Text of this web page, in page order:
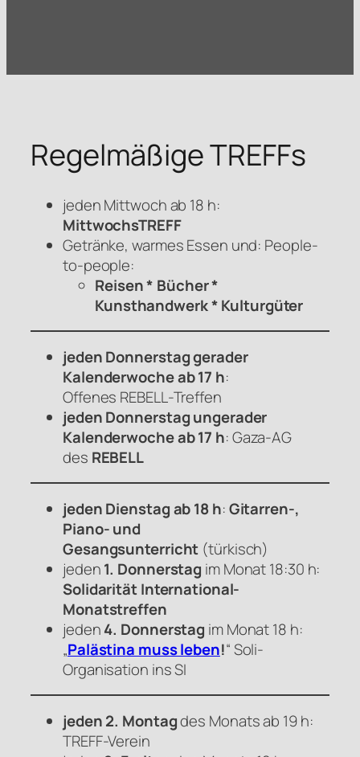
Regelmäßige TREFFs
jeden Mittwoch ab 18 h:
MittwochsTREFF
Getränke, warmes Essen und: People-
to-people:
Reisen * Bücher *
Kunsthandwerk * Kulturgüter
jeden Donnerstag gerader
Kalenderwoche ab 17 h:
Offenes REBELL-Treffen
jeden Donnerstag ungerader
Kalenderwoche ab 17 h: Gaza-AG
des REBELL
jeden Dienstag ab 18 h:Gitarren-,
Piano- und
Gesangsunterricht (türkisch)
jeden1. Donnerstag im Monat 18:30 h:
Solidarität International-
Monatstreffen
jeden4. Donnerstag im Monat 18 h:
„Palästina muss leben!“ Soli-
Organisation ins SI
jeden 2. Montagdes Monats ab 19 h:
TREFF-Verein